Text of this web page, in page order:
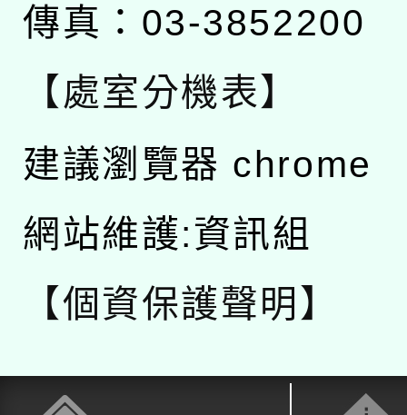
傳真：03-3852200
【處室分機表】
建議瀏覽器 chrome
網站維護:資訊組
【個資保護聲明】